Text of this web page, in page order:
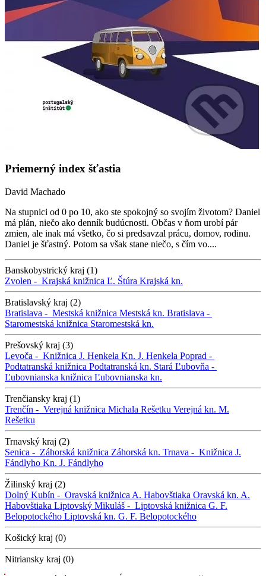
Priemerný index šťastia
David Machado
Na stupnici od 0 po 10, ako ste spokojný so svojím životom? Daniel
má plán, niečo ako denník budúcnosti. Občas v ňom urobí pár
zmien, ale inak má všetko, čo si predsavzal prácu, domov, rodinu.
Daniel je šťastný. Potom sa však stane niečo, s čím vo....
Banskobystrický kraj (1)
Zvolen - Krajská knižnica Ľ. Štúra Krajská kn.
Bratislavský kraj (2)
Bratislava - Mestská knižnica Mestská kn. Bratislava -
Staromestská knižnica Staromestská kn.
Prešovský kraj (3)
Levoča - Knižnica J. Henkela Kn. J. Henkela Poprad -
Podtatranská knižnica Podtatranská kn. Stará Ľubovňa -
Ľubovnianska knižnica Ľubovnianska kn.
Trenčiansky kraj (1)
Trenčín - Verejná knižnica Michala Rešetku Verejná kn. M.
Rešetku
Trnavský kraj (2)
Senica - Záhorská knižnica Záhorská kn. Trnava - Knižnica J.
Fándlyho Kn. J. Fándlyho
Žilinský kraj (2)
Dolný Kubín - Oravská knižnica A. Habovštiaka Oravská kn. A.
Habovštiaka Liptovský Mikuláš - Liptovská knižnica G. F.
Belopotockého Liptovská kn. G. F. Belopotockého
Košický kraj (0)
Nitriansky kraj (0)